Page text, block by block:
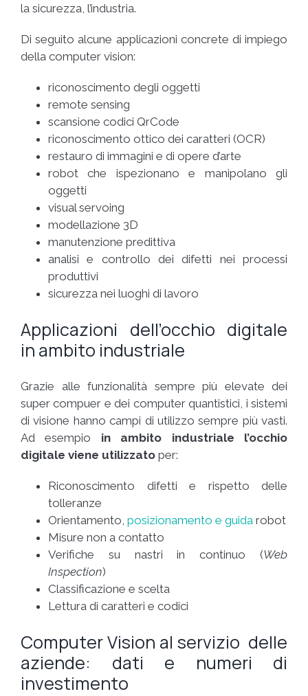
la sicurezza, l’industria.
Di seguito alcune applicazioni concrete di impiego
della computer vision:
riconoscimento degli oggetti
remote sensing
scansione codici QrCode
riconoscimento ottico dei caratteri (OCR)
restauro di immagini e di opere d’arte
robot che ispezionano e manipolano gli
oggetti
visual servoing
modellazione 3D
manutenzione predittiva
analisi e controllo dei difetti nei processi
produttivi
sicurezza nei luoghi di lavoro
Applicazioni dell’occhio digitale
in ambito industriale
Grazie alle funzionalità sempre più elevate dei
super compuer e dei computer quantistici, i sistemi
di visione hanno campi di utilizzo sempre più vasti.
Ad esempio in ambito industriale l’occhio
digitale viene utilizzato per:
Riconoscimento difetti e rispetto delle
tolleranze
Orientamento, posizionamento e guida robot
Misure non a contatto
Verifiche su nastri in continuo (Web
Inspection)
Classificazione e scelta
Lettura di caratteri e codici
Computer Vision al servizio delle
aziende: dati e numeri di
investimento